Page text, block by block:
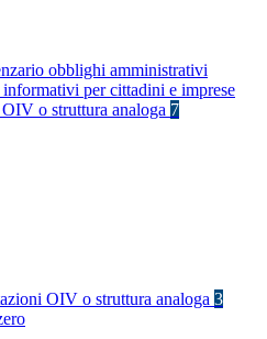
obblighi amministrativi
per cittadini e imprese
o struttura analoga 7
OIV o struttura analoga 3